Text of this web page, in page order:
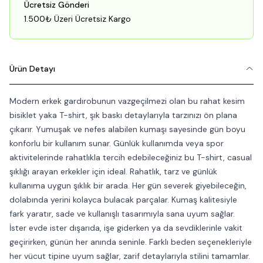
Ücretsiz Gönderi
1.500₺ Üzeri Ücretsiz Kargo
Ürün Detayı
Modern erkek gardırobunun vazgeçilmezi olan bu rahat kesim
bisiklet yaka T-shirt, şık baskı detaylarıyla tarzınızı ön plana
çıkarır. Yumuşak ve nefes alabilen kumaşı sayesinde gün boyu
konforlu bir kullanım sunar. Günlük kullanımda veya spor
aktivitelerinde rahatlıkla tercih edebileceğiniz bu T-shirt, casual
şıklığı arayan erkekler için ideal. Rahatlık, tarz ve günlük
kullanıma uygun şıklık bir arada. Her gün severek giyebileceğin,
dolabında yerini kolayca bulacak parçalar. Kumaş kalitesiyle
fark yaratır, sade ve kullanışlı tasarımıyla sana uyum sağlar.
İster evde ister dışarıda, işe giderken ya da sevdiklerinle vakit
geçirirken, günün her anında seninle. Farklı beden seçenekleriyle
her vücut tipine uyum sağlar, zarif detaylarıyla stilini tamamlar.